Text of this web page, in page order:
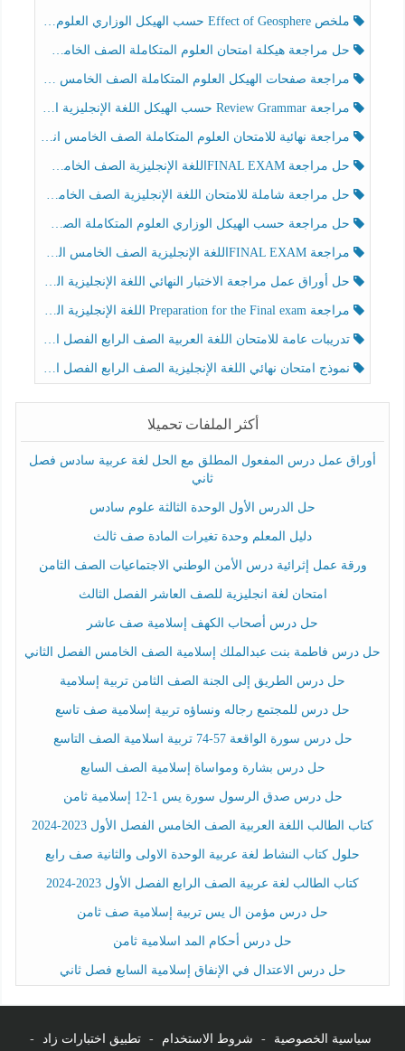
ملخص Effect of Geosphere حسب الهيكل الوزاري العلوم المتكاملة الصف الخامس انسبير الفصل الثالث
حل مراجعة هيكلة امتحان العلوم المتكاملة الصف الخامس عام الفصل الثالث
مراجعة صفحات الهيكل العلوم المتكاملة الصف الخامس انسبير الفصل الثالث
مراجعة Review Grammar حسب الهيكل اللغة الإنجليزية الصف الخامس الفصل الثالث
مراجعة نهائية للامتحان العلوم المتكاملة الصف الخامس انسبير الفصل الثالث
حل مراجعة FINAL EXAMاللغة الإنجليزية الصف الخامس الفصل الثالث
حل مراجعة شاملة للامتحان اللغة الإنجليزية الصف الخامس الفصل الثالث
حل مراجعة حسب الهيكل الوزاري العلوم المتكاملة الصف الخامس عام الفصل الثالث
مراجعة FINAL EXAMاللغة الإنجليزية الصف الخامس الفصل الثالث
حل أوراق عمل مراجعة الاختبار النهائي اللغة الإنجليزية الصف الرابع الفصل الثالث
مراجعة Preparation for the Final exam اللغة الإنجليزية الصف الرابع الفصل الثالث
تدريبات عامة للامتحان اللغة العربية الصف الرابع الفصل الثالث
نموذج امتحان نهائي اللغة الإنجليزية الصف الرابع الفصل الثالث
أكثر الملفات تحميلا
أوراق عمل درس المفعول المطلق مع الحل لغة عربية سادس فصل
ثاني
حل الدرس الأول الوحدة الثالثة علوم سادس
دليل المعلم وحدة تغيرات المادة صف ثالث
ورقة عمل إثرائية درس الأمن الوطني الاجتماعيات الصف الثامن
امتحان لغة انجليزية للصف العاشر الفصل الثالث
حل درس أصحاب الكهف إسلامية صف عاشر
حل درس فاطمة بنت عبدالملك إسلامية الصف الخامس الفصل الثاني
حل درس الطريق إلى الجنة الصف الثامن تربية إسلامية
حل درس للمجتمع رجاله ونساؤه تربية إسلامية صف تاسع
حل درس سورة الواقعة 57-74 تربية اسلامية الصف التاسع
حل درس بشارة ومواساة إسلامية الصف السابع
حل درس صدق الرسول سورة يس 1-12 إسلامية ثامن
كتاب الطالب اللغة العربية الصف الخامس الفصل الأول 2023-2024
حلول كتاب النشاط لغة عربية الوحدة الاولى والثانية صف رابع
كتاب الطالب لغة عربية الصف الرابع الفصل الأول 2023-2024
حل درس مؤمن ال يس تربية إسلامية صف ثامن
حل درس أحكام المد اسلامية ثامن
حل درس الاعتدال في الإنفاق إسلامية السابع فصل ثاني
سياسية الخصوصية - شروط الاستخدام - تطبيق اختبارات زاد
-